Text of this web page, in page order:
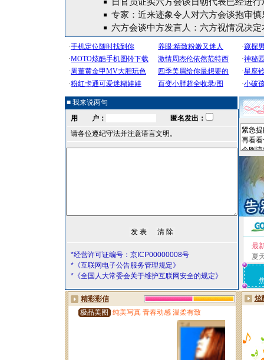
专家：近来迹象令人对六方会谈抱审慎
六方会谈中方发言人：六方视情况决
■ 我来说两句
用 户：
匿名发出：
请各位遵纪守法并注意语言文明。
*经营许可证编号：京ICP00000008号
*《互联网电子公告服务管理规定》
*《全国人大常委会关于维护互联网安全的规定》
最
夏